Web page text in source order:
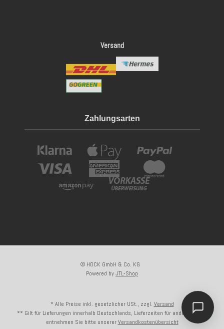
Versand
Zahlungsarten
© HOCK GmbH & Co. KG
Powered byJTL-Shop
* Alle Preise inkl. gesetzlicher USt., zzgl. Versand
** Gilt für Lieferungen innerhalb Deutschlands, Lieferzeiten für andere Länder
entnehmen Sie bitte unsererVersandkostenübersicht
Kundenliebling
Dieser Artikel isthervorragend bewertet
und bei unseren Kunden sehr beliebt.